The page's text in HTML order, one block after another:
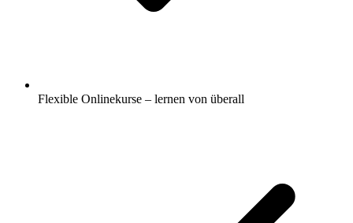
Flexible Onlinekurse – lernen von überall